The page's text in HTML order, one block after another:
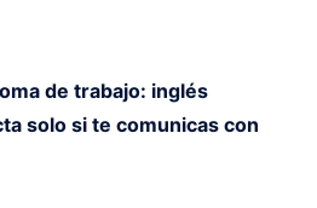
de trabajo: inglés
solo si te comunicas con